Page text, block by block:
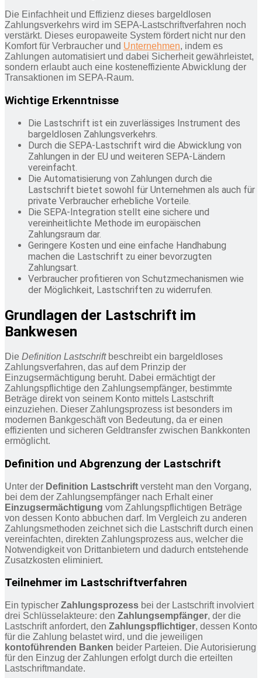
Die Einfachheit und Effizienz dieses bargeldlosen
Zahlungsverkehrs wird im SEPA-Lastschriftverfahren noch
verstärkt. Dieses europaweite System fördert nicht nur den
Komfort für Verbraucher und Unternehmen, indem es
Zahlungen automatisiert und dabei Sicherheit gewährleistet,
sondern erlaubt auch eine kosteneffiziente Abwicklung der
Transaktionen im SEPA-Raum.
Wichtige Erkenntnisse
Die Lastschrift ist ein zuverlässiges Instrument des
bargeldlosen Zahlungsverkehrs.
Durch die SEPA-Lastschrift wird die Abwicklung von
Zahlungen in der EU und weiteren SEPA-Ländern
vereinfacht.
Die Automatisierung von Zahlungen durch die
Lastschrift bietet sowohl für Unternehmen als auch für
private Verbraucher erhebliche Vorteile.
Die SEPA-Integration stellt eine sichere und
vereinheitlichte Methode im europäischen
Zahlungsraum dar.
Geringere Kosten und eine einfache Handhabung
machen die Lastschrift zu einer bevorzugten
Zahlungsart.
Verbraucher profitieren von Schutzmechanismen wie
der Möglichkeit, Lastschriften zu widerrufen.
Grundlagen der Lastschrift im
Bankwesen
Die Definition Lastschriftbeschreibt ein bargeldloses
Zahlungsverfahren, das auf dem Prinzip der
Einzugsermächtigung beruht. Dabei ermächtigt der
Zahlungspflichtige den Zahlungsempfänger, bestimmte
Beträge direkt von seinem Konto mittels Lastschrift
einzuziehen. Dieser Zahlungsprozess ist besonders im
modernen Bankgeschäft von Bedeutung, da er einen
effizienten und sicheren Geldtransfer zwischen Bankkonten
ermöglicht.
Definition und Abgrenzung der Lastschrift
Unter der Definition Lastschrift versteht man den Vorgang,
bei dem der Zahlungsempfänger nach Erhalt einer
Einzugsermächtigung vom Zahlungspflichtigen Beträge
von dessen Konto abbuchen darf. Im Vergleich zu anderen
Zahlungsmethoden zeichnet sich die Lastschrift durch einen
vereinfachten, direkten Zahlungsprozess aus, welcher die
Notwendigkeit von Drittanbietern und dadurch entstehende
Zusatzkosten eliminiert.
Teilnehmer im Lastschriftverfahren
Ein typischer Zahlungsprozess bei der Lastschrift involviert
drei Schlüsselakteure: den Zahlungsempfänger, der die
Lastschrift anfordert, den Zahlungspflichtiger, dessen Konto
für die Zahlung belastet wird, und die jeweiligen
kontoführenden Banken beider Parteien. Die Autorisierung
für den Einzug der Zahlungen erfolgt durch die erteilten
Lastschriftmandate.